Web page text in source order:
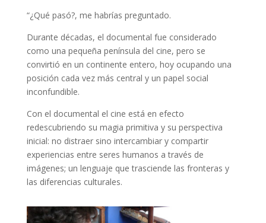
“¿Qué pasó?, me habrías preguntado.
Durante décadas, el documental fue considerado
como una pequeña península del cine, pero se
convirtió en un continente entero, hoy ocupando una
posición cada vez más central y un papel social
inconfundible.
Con el documental el cine está en efecto
redescubriendo su magia primitiva y su perspectiva
inicial: no distraer sino intercambiar y compartir
experiencias entre seres humanos a través de
imágenes; un lenguaje que trasciende las fronteras y
las diferencias culturales.